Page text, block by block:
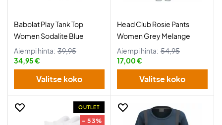
Babolat Play Tank Top
Women Sodalite Blue
Aiempi hinta: 39,95
34,95 €
Valitse koko
Head Club Rosie Pants
Women Grey Melange
Aiempi hinta: 54,95
17,00 €
Valitse koko
OUTLET
- 53%